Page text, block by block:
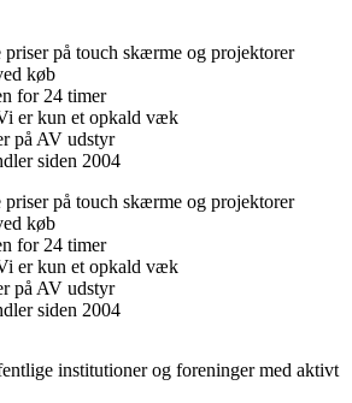
priser på touch skærme og projektorer
køb
for 24 timer
er kun et opkald væk
på AV udstyr
siden 2004
priser på touch skærme og projektorer
køb
for 24 timer
er kun et opkald væk
på AV udstyr
siden 2004
institutioner og foreninger med aktivt